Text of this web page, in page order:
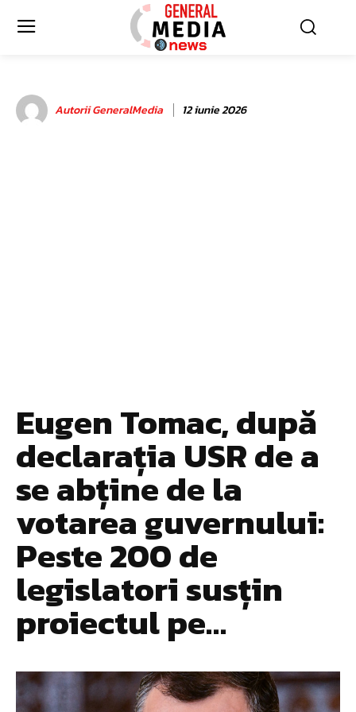
Autorii GeneralMedia 12 iunie 2026
Eugen Tomac, după
declarația USR de a
se abține de la
votarea guvernului:
Peste 200 de
legislatori susțin
proiectul pe…